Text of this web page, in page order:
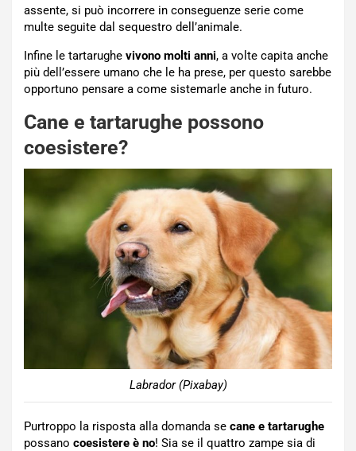
assente, si può incorrere in conseguenze serie come
multe seguite dal sequestro dell’animale.
Infine le tartarughe vivono molti anni, a volte capita anche
più dell’essere umano che le ha prese, per questo sarebbe
opportuno pensare a come sistemarle anche in futuro.
Cane e tartarughe possono
coesistere?
Labrador (Pixabay)
Purtroppo la risposta alla domanda se cane e tartarughe
possano coesistere è no! Sia se il quattro zampe sia di